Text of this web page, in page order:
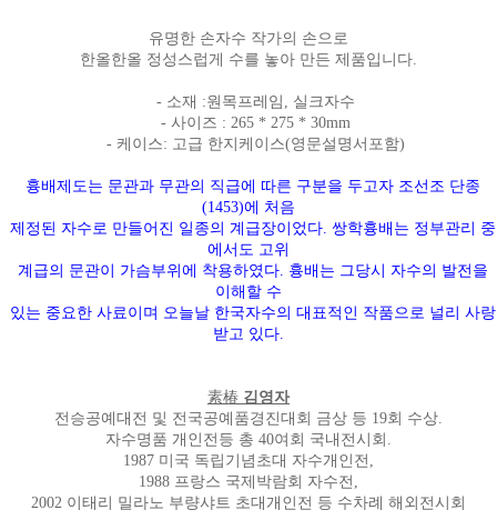
유명한 손자수 작가의 손으로
한올한올 정성스럽게 수를 놓아 만든 제품입니다.
- 소재 :원목프레임, 실크자수
- 사이즈 : 265 * 275 * 30mm
- 케이스: 고급 한지케이스(영문설명서포함)
흉배제도는 문관과 무관의 직급에 따른 구분을 두고자 조선조 단종
(1453)에 처음
제정된 자수로 만들어진 일종의 계급장이었다. 쌍학흉배는 정부관리 중
에서도 고위
계급의 문관이 가슴부위에 착용하였다. 흉배는 그당시 자수의 발전을
이해할 수
있는 중요한 사료이며 오늘날 한국자수의 대표적인 작품으로 널리 사랑
받고 있다.
素椿 김영자
전승공예대전 및 전국공예품경진대회 금상 등 19회 수상.
자수명품 개인전등 총 40여회 국내전시회.
1987 미국 독립기념초대 자수개인전,
1988 프랑스 국제박람회 자수전,
2002 이태리 밀라노 부량샤트 초대개인전 등 수차례 해외전시회